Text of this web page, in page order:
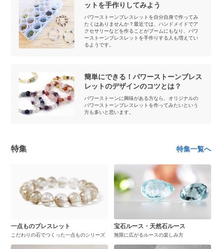
ットを手作りしてみよう
パワーストーンブレスレットを自分自身で作ってみ
たくはありませんか？最近では、ハンドメイドでア
クセサリーなどを作ることがブームにもなり、パワ
ーストーンブレスレットを手作りする人も増えてい
るようです。
簡単にできる！パワーストーンブレス
レットのデザインのコツとは？
パワーストーンに興味がある方なら、オリジナルの
パワーストーンブレスレットを作ってみたいという
方も多いと思います。
特集 特集一覧へ
一点ものブレスレット
こだわりの石でつくった一点ものシリーズ
宝石ルース・天然石ルース
無限に広がるルースの楽しみ方